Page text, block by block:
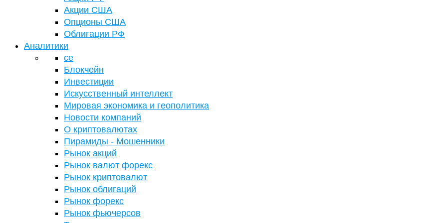
Акции США
Опционы США
Облигации РФ
Аналитики
се
Блокчейн
Инвестиции
Искусственный интеллект
Мировая экономика и геополитика
Новости компаний
О криптовалютах
Пирамиды - Мошенники
Рынок акций
Рынок валют форекс
Рынок криптовалют
Рынок облигаций
Рынок форекс
Рынок фьючерсов